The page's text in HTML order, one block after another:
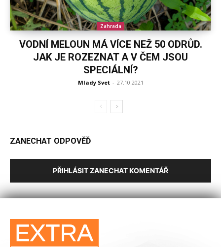
Zahrada
VODNÍ MELOUN MÁ VÍCE NEŽ 50 ODRŮD.
JAK JE ROZEZNAT A V ČEM JSOU
SPECIÁLNÍ?
Mlady Svet - 27.10.2021
ZANECHAT ODPOVĚĎ
PŘIHLÁSIT ZANECHAT KOMENTÁŘ